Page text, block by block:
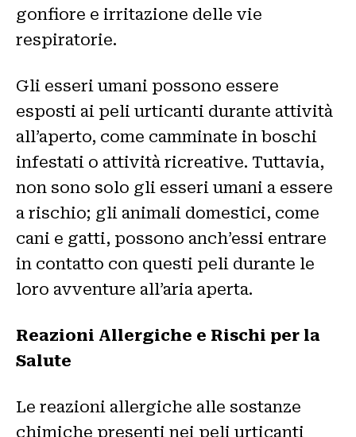
gonfiore e irritazione delle vie
respiratorie.
Gli esseri umani possono essere
esposti ai peli urticanti durante attività
all’aperto, come camminate in boschi
infestati o attività ricreative. Tuttavia,
non sono solo gli esseri umani a essere
a rischio; gli animali domestici, come
cani e gatti, possono anch’essi entrare
in contatto con questi peli durante le
loro avventure all’aria aperta.
Reazioni Allergiche e Rischi per la
Salute
Le reazioni allergiche alle sostanze
chimiche presenti nei peli urticanti